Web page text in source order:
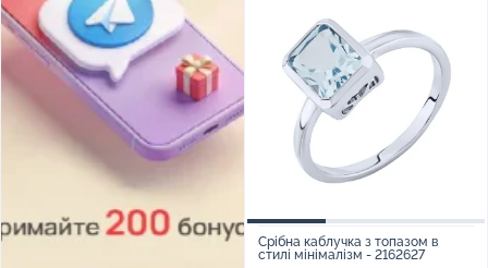
Срібна каблучка з топазом в
стилі мінімалізм - 2162627